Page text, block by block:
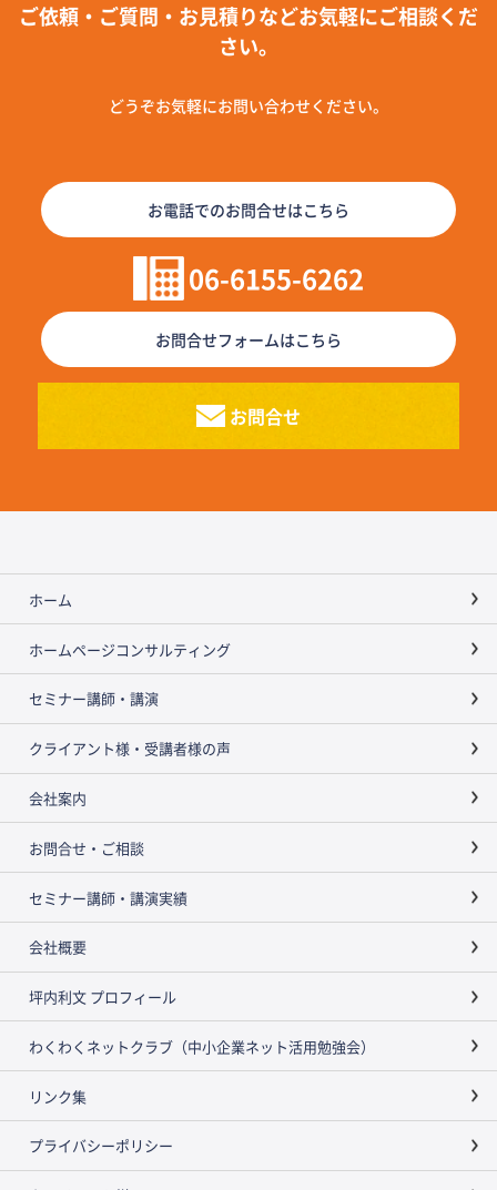
ご依頼・ご質問・お見積りなどお気軽にご相談くだ
さい。
どうぞお気軽にお問い合わせください。
お電話でのお問合せはこちら
06-6155-6262
お問合せフォームはこちら
お問合せ
ホーム
ホームページコンサルティング
セミナー講師・講演
クライアント様・受講者様の声
会社案内
お問合せ・ご相談
セミナー講師・講演実績
会社概要
坪内利文 プロフィール
わくわくネットクラブ（中小企業ネット活用勉強会）
リンク集
プライバシーポリシー